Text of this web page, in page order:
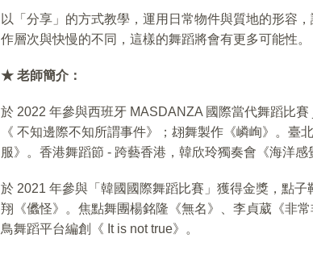
以「分享」的方式教學，運用日常物件與質地的形容
作層次與快慢的不同，這樣的舞蹈將會有更多可能性。
★ 老師簡介：
於 2022 年參與西班牙 MASDANZA 國際當代舞蹈比
《 不知邊際不知所謂事件》；翃舞製作《嶙峋》。臺
服》。香港舞蹈節 - 跨藝香港，韓欣玲獨奏會《海洋感
於 2021 年參與「韓國國際舞蹈比賽」獲得金獎，點
翔《㒩怪》。焦點舞團楊銘隆《無名》、李貞葳《非
鳥舞蹈平台編創《 It is not true》。